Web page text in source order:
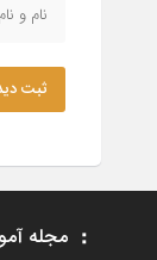
ثبت
مجله